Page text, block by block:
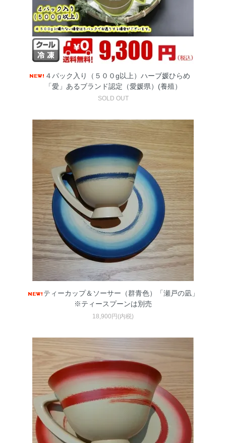
４パック入り（５００g以上）ハーブ媛ひらめ
「愛」あるブランド認定（愛媛県）(養殖）
SOLD OUT
ティーカップ＆ソーサー（群青色）「瀬戸の凪」
※ティースプーンは別売
18,900円(内税)